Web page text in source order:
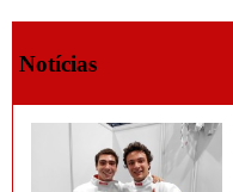
Notícias